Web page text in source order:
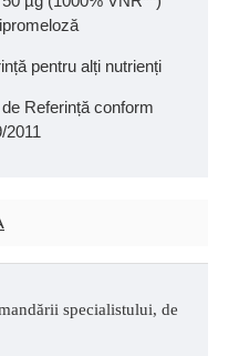
pentru alți nutrienți
Referință conform
2011
specialistului, de